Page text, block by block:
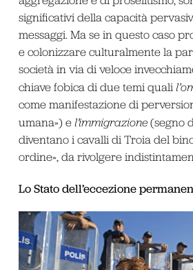
significativi della capacità
messaggi. Ma se in questo caso
e colonizzare culturalmente la
società in via di veloce
chiave fobica di due temi quali
come manifestazione di
umana») e l’immigrazione(segno
diventano i cavalli di Troia del
ordine», da rivolgere
Lo Stato dell’eccezione